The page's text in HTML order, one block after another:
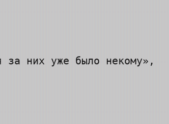
за них уже было некому»,